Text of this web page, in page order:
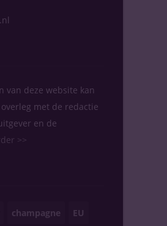
van deze website kan
met de redactie
en de
>>
champagne EU